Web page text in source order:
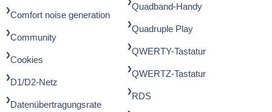
Comfort noise generation
Community
Cookies
D1/D2-Netz
Datenübertragungsrate
Quadband-Handy
Quadruple Play
QWERTY-Tastatur
QWERTZ-Tastatur
RDS